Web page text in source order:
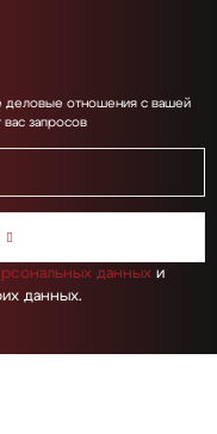
деловые отношения с вашей
запросов
данныхи
данных.